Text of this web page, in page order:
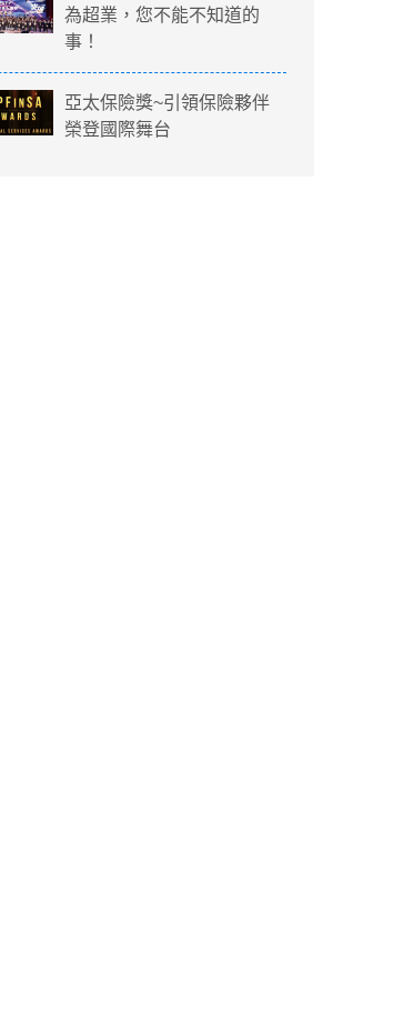
為超業，您不能不知道的
事！
亞太保險獎~引領保險夥伴
榮登國際舞台